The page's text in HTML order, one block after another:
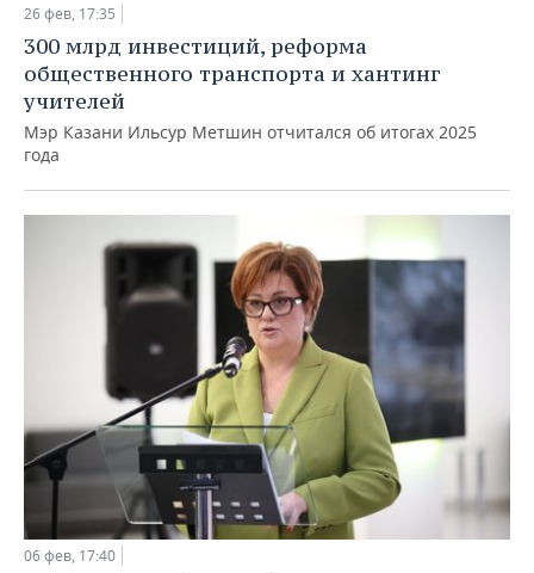
26 фев, 17:35
300 млрд инвестиций, реформа
общественного транспорта и хантинг
учителей
Мэр Казани Ильсур Метшин отчитался об итогах 2025
года
06 фев, 17:40